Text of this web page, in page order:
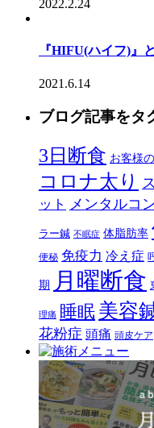
2022.2.24
『HIFU(ハイフ)』
2021.6.14
ブログ記事をタ
3日断食 お客様
コロナ太り
ット
メンタルコ
ラー鍼 不眠症 体脂肪率
便秘 免疫力 冷え症
期 月曜断食
理痛 睡眠 美容
花粉症 頭痛 頭皮ケア